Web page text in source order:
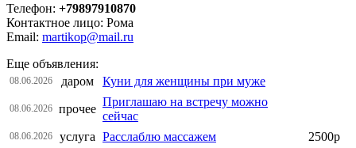
Телефон: +79897910870
Контактное лицо: Рома
Email: martikop@mail.ru
Еще объявления:
08.06.2026 даром Куни для женщины при муже
08.06.2026 прочее
Приглашаю на встречу можно
сейчас
08.06.2026 услуга Расслаблю массажем 2500р